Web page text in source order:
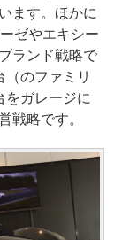
ます。ほかに
ゼやエキシー
ランド戦略で
のファミリ
をガレージに
戦略です。